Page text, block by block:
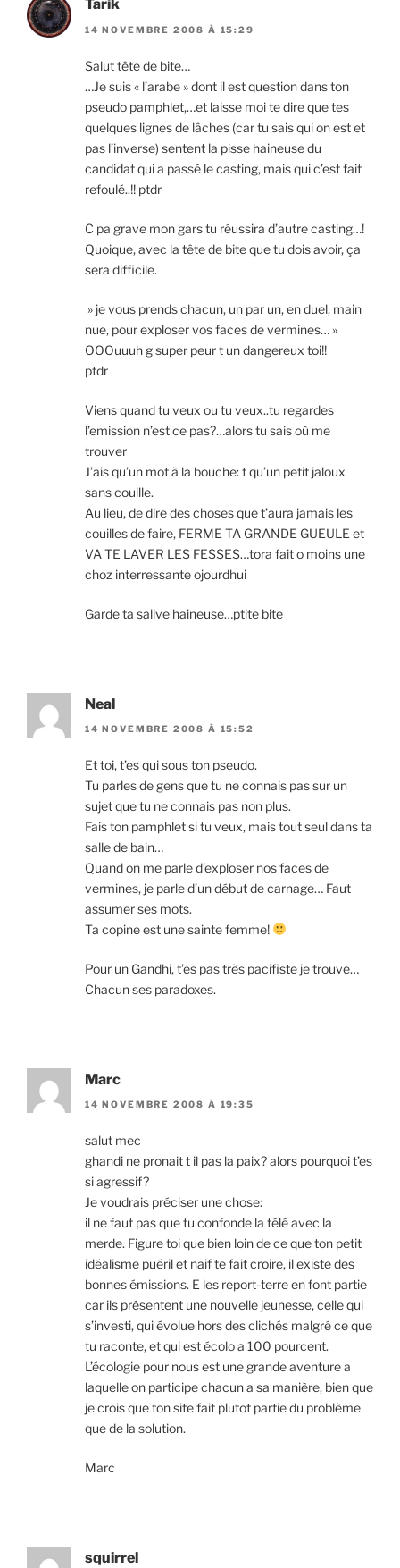
Tarik
14 NOVEMBRE 2008 À 15:29
Salut tête de bite…
…Je suis « l’arabe » dont il est question dans ton
pseudo pamphlet,…et laisse moi te dire que tes
quelques lignes de lâches (car tu sais qui on est et
pas l’inverse) sentent la pisse haineuse du
candidat qui a passé le casting, mais qui c’est fait
refoulé..!! ptdr
C pa grave mon gars tu réussira d’autre casting…!
Quoique, avec la tête de bite que tu dois avoir, ça
sera difficile.
» je vous prends chacun, un par un, en duel, main
nue, pour exploser vos faces de vermines… »
OOOuuuh g super peur t un dangereux toi!!
ptdr
Viens quand tu veux ou tu veux..tu regardes
l’emission n’est ce pas?…alors tu sais où me
trouver
J’ais qu’un mot à la bouche: t qu’un petit jaloux
sans couille.
Au lieu, de dire des choses que t’aura jamais les
couilles de faire, FERME TA GRANDE GUEULE et
VA TE LAVER LES FESSES…tora fait o moins une
choz interressante ojourdhui
Garde ta salive haineuse…ptite bite
Neal
14 NOVEMBRE 2008 À 15:52
Et toi, t’es qui sous ton pseudo.
Tu parles de gens que tu ne connais pas sur un
sujet que tu ne connais pas non plus.
Fais ton pamphlet si tu veux, mais tout seul dans ta
salle de bain…
Quand on me parle d’exploser nos faces de
vermines, je parle d’un début de carnage… Faut
assumer ses mots.
Ta copine est une sainte femme!
Pour un Gandhi, t’es pas très pacifiste je trouve…
Chacun ses paradoxes.
Marc
14 NOVEMBRE 2008 À 19:35
salut mec
ghandi ne pronait t il pas la paix? alors pourquoi t’es
si agressif?
Je voudrais préciser une chose:
il ne faut pas que tu confonde la télé avec la
merde. Figure toi que bien loin de ce que ton petit
idéalisme puéril et naif te fait croire, il existe des
bonnes émissions. E les report-terre en font partie
car ils présentent une nouvelle jeunesse, celle qui
s’investi, qui évolue hors des clichés malgré ce que
tu raconte, et qui est écolo a 100 pourcent.
L’écologie pour nous est une grande aventure a
laquelle on participe chacun a sa manière, bien que
je crois que ton site fait plutot partie du problème
que de la solution.
Marc
squirrel